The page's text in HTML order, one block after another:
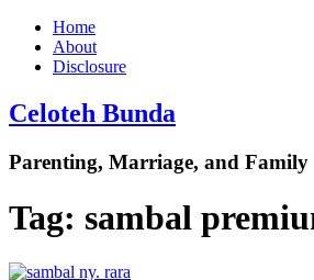
Home
About
Disclosure
Celoteh Bunda
Parenting, Marriage, and Family
Tag: sambal